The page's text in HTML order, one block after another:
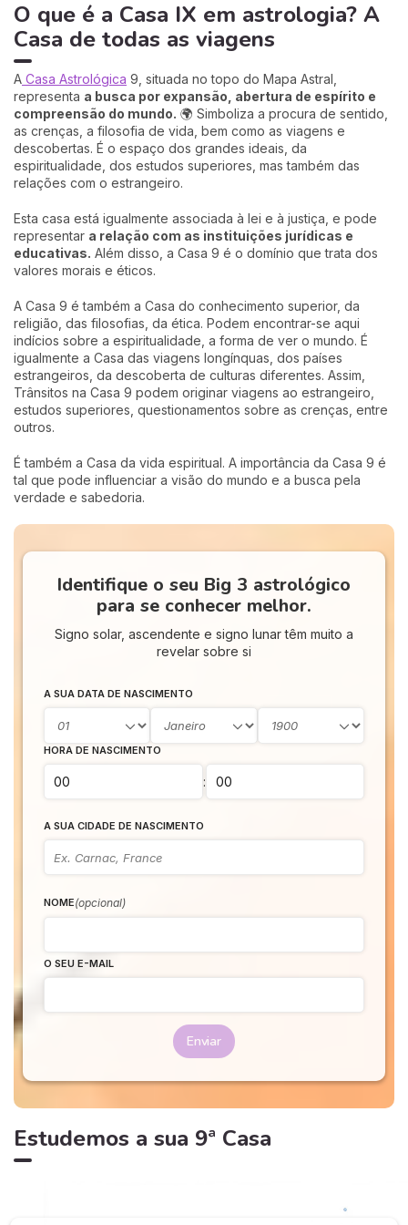
O que é a Casa IX em astrologia? A
Casa de todas as viagens
A Casa Astrológica 9, situada no topo do Mapa Astral,
representa a busca por expansão, abertura de espírito e
compreensão do mundo. 🌍 Simboliza a procura de sentido,
as crenças, a filosofia de vida, bem como as viagens e
descobertas. É o espaço dos grandes ideais, da
espiritualidade, dos estudos superiores, mas também das
relações com o estrangeiro.
Esta casa está igualmente associada à lei e à justiça, e pode
representar a relação com as instituições jurídicas e
educativas. Além disso, a Casa 9 é o domínio que trata dos
valores morais e éticos.
A Casa 9 é também a Casa do conhecimento superior, da
religião, das filosofias, da ética. Podem encontrar-se aqui
indícios sobre a espiritualidade, a forma de ver o mundo. É
igualmente a Casa das viagens longínquas, dos países
estrangeiros, da descoberta de culturas diferentes. Assim,
Trânsitos na Casa 9 podem originar viagens ao estrangeiro,
estudos superiores, questionamentos sobre as crenças, entre
outros.
É também a Casa da vida espiritual. A importância da Casa 9 é
tal que pode influenciar a visão do mundo e a busca pela
verdade e sabedoria.
Identifique o seu Big 3 astrológico
para se conhecer melhor.
Signo solar, ascendente e signo lunar têm muito a
revelar sobre si
A SUA DATA DE NASCIMENTO
HORA DE NASCIMENTO
:
A SUA CIDADE DE NASCIMENTO
NOME(opcional)
O SEU E-MAIL
Enviar
Estudemos a sua 9ª Casa